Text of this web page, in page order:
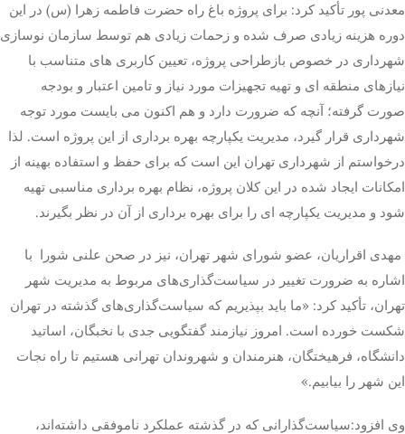
معدنی پور تأکید کرد: برای پروژه باغ راه حضرت فاطمه زهرا (س) در این
دوره هزینه زیادی صرف شده و زحمات زیادی هم توسط سازمان نوسازی
شهرداری در خصوص بازطراحی پروژه، تعیین کاربری های متناسب با
نیازهای منطقه ای و تهیه تجهیزات مورد نیاز و تامین اعتبار و بودجه
صورت گرفته؛ آنچه که ضرورت دارد و هم اکنون می بایست مورد توجه
شهرداری قرار گیرد، مدیریت یکپارچه بهره برداری از این پروژه است. لذا
درخواستم از شهرداری تهران این است که برای حفظ و استفاده بهینه از
امکانات ایجاد شده در این کلان پروژه، نظام بهره برداری مناسبی تهیه
شود و مدیریت یکپارچه ای را برای بهره برداری از آن در نظر بگیرند.
مهدی اقراریان، عضو شورای شهر تهران، نیز در صحن علنی شورا با
اشاره به ضرورت تغییر در سیاست‌گذاری‌های مربوط به مدیریت شهر
تهران، تأکید کرد: «ما باید بپذیریم که سیاست‌گذاری‌های گذشته در تهران
شکست خورده است. امروز نیازمند گفتگویی جدی با نخبگان، اساتید
دانشگاه، فرهیختگان، هنرمندان و شهروندان تهرانی هستیم تا راه نجات
این شهر را بیابیم.»
وی افزود:سیاست‌گذارانی که در گذشته عملکرد ناموفقی داشته‌اند،